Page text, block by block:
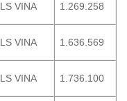
LS VINA 1.269.258
LS VINA 1.636.569
LS VINA 1.736.100